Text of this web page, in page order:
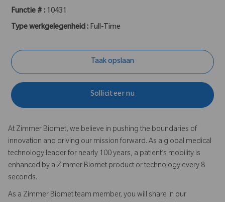
Functie # : 10431
Type werkgelegenheid : Full-Time
Taak opslaan
Solliciteer nu
At Zimmer Biomet, we believe in pushing the boundaries of
innovation and driving our mission forward. As a global medical
technology leader for nearly 100 years, a patient’s mobility is
enhanced by a Zimmer Biomet product or technology every 8
seconds.
As a Zimmer Biomet team member, you will share in our